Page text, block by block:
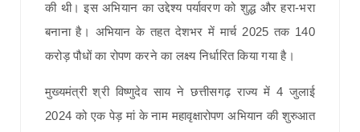
की थी। इस अभियान का उद्देश्य पर्यावरण को शुद्ध और हरा-भरा
बनाना है। अभियान के तहत देशभर में मार्च 2025 तक 140
करोड़ पौधों का रोपण करने का लक्ष्य निर्धारित किया गया है।
मुख्यमंत्री श्री विष्णुदेव साय ने छत्तीसगढ़ राज्य में 4 जुलाई
2024 को एक पेड़ मां के नाम महावृक्षारोपण अभियान की शुरुआत